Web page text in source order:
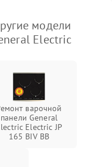
модели
Electric
варочной
панели General
Electric JP
165 BIV BB